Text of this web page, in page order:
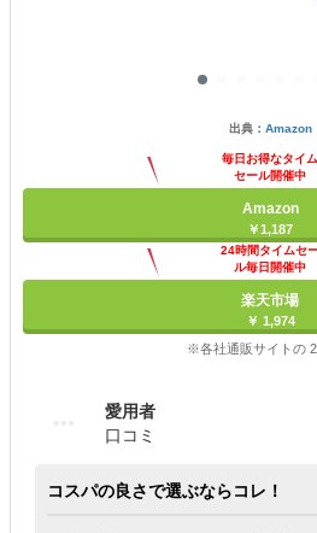
出典： Amazon
毎日お得なタイム
セール開催中
Amazon
￥1,187
24時間タイムセ
ル毎日開催中
楽天市場
￥ 1,974
※各社通販サイトの
愛用者
口コミ
コスパの良さで選ぶならコレ！